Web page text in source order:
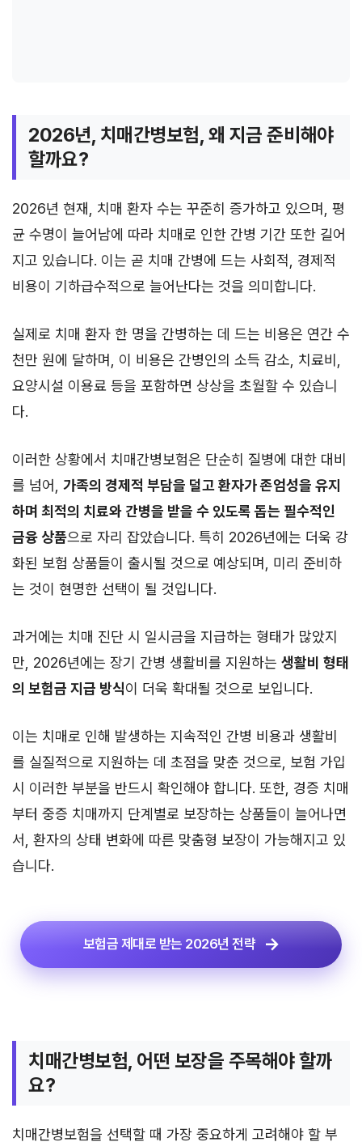
2026년, 치매간병보험, 왜 지금 준비해야
할까요?
2026년 현재, 치매 환자 수는 꾸준히 증가하고 있으며, 평
균 수명이 늘어남에 따라 치매로 인한 간병 기간 또한 길어
지고 있습니다. 이는 곧 치매 간병에 드는 사회적, 경제적
비용이 기하급수적으로 늘어난다는 것을 의미합니다.
실제로 치매 환자 한 명을 간병하는 데 드는 비용은 연간 수
천만 원에 달하며, 이 비용은 간병인의 소득 감소, 치료비,
요양시설 이용료 등을 포함하면 상상을 초월할 수 있습니
다.
이러한 상황에서 치매간병보험은 단순히 질병에 대한 대비
를 넘어, 가족의 경제적 부담을 덜고 환자가 존엄성을 유지
하며 최적의 치료와 간병을 받을 수 있도록 돕는 필수적인
금융 상품으로 자리 잡았습니다. 특히 2026년에는 더욱 강
화된 보험 상품들이 출시될 것으로 예상되며, 미리 준비하
는 것이 현명한 선택이 될 것입니다.
과거에는 치매 진단 시 일시금을 지급하는 형태가 많았지
만, 2026년에는 장기 간병 생활비를 지원하는 생활비 형태
의 보험금 지급 방식이 더욱 확대될 것으로 보입니다.
이는 치매로 인해 발생하는 지속적인 간병 비용과 생활비
를 실질적으로 지원하는 데 초점을 맞춘 것으로, 보험 가입
시 이러한 부분을 반드시 확인해야 합니다. 또한, 경증 치매
부터 중증 치매까지 단계별로 보장하는 상품들이 늘어나면
서, 환자의 상태 변화에 따른 맞춤형 보장이 가능해지고 있
습니다.
보험금 제대로 받는 2026년 전략
치매간병보험, 어떤 보장을 주목해야 할까
요?
치매간병보험을 선택할 때 가장 중요하게 고려해야 할 부